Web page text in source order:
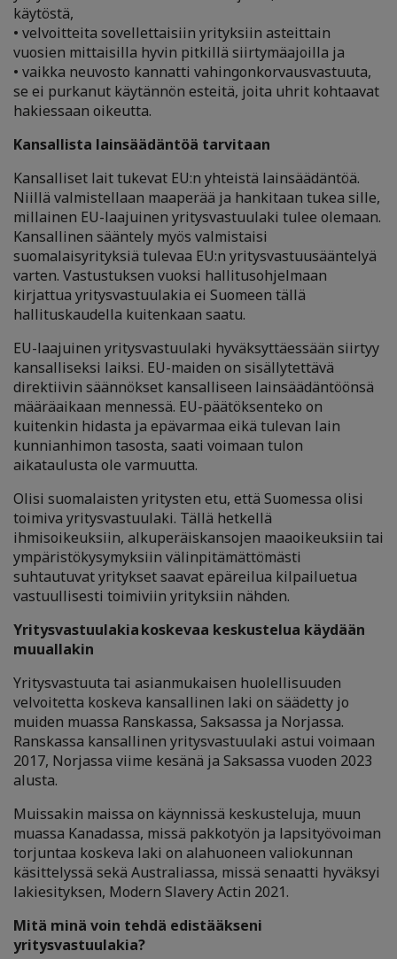
käytöstä,
• velvoitteita sovellettaisiin yrityksiin asteittain
vuosien mittaisilla hyvin pitkillä siirtymäajoilla ja
• vaikka neuvosto kannatti vahingonkorvausvastuuta,
se ei purkanut käytännön esteitä, joita uhrit kohtaavat
hakiessaan oikeutta.
Kansallista lainsäädäntöä tarvitaan
Kansalliset lait tukevat EU:n yhteistä lainsäädäntöä.
Niillä valmistellaan maaperää ja hankitaan tukea sille,
millainen EU-laajuinen yritysvastuulaki tulee olemaan.
Kansallinen sääntely myös valmistaisi
suomalaisyrityksiä tulevaa EU:n yritysvastuusääntelyä
varten. Vastustuksen vuoksi hallitusohjelmaan
kirjattua yritysvastuulakia ei Suomeen tällä
hallituskaudella kuitenkaan saatu.
EU-laajuinen yritysvastuulaki hyväksyttäessään siirtyy
kansalliseksi laiksi. EU-maiden on sisällytettävä
direktiivin säännökset kansalliseen lainsäädäntöönsä
määräaikaan mennessä. EU-päätöksenteko on
kuitenkin hidasta ja epävarmaa eikä tulevan lain
kunnianhimon tasosta, saati voimaan tulon
aikataulusta ole varmuutta.
Olisi suomalaisten yritysten etu, että Suomessa olisi
toimiva yritysvastuulaki. Tällä hetkellä
ihmisoikeuksiin, alkuperäiskansojen maaoikeuksiin tai
ympäristökysymyksiin välinpitämättömästi
suhtautuvat yritykset saavat epäreilua kilpailuetua
vastuullisesti toimiviin yrityksiin nähden.
Yritysvastuulakia koskevaa keskustelua käydään
muuallakin
Yritysvastuuta tai asianmukaisen huolellisuuden
velvoitetta koskeva kansallinen laki on säädetty jo
muiden muassa Ranskassa, Saksassa ja Norjassa.
Ranskassa kansallinen yritysvastuulaki astui voimaan
2017, Norjassa viime kesänä ja Saksassa vuoden 2023
alusta.
Muissakin maissa on käynnissä keskusteluja, muun
muassa Kanadassa, missä pakkotyön ja lapsityövoiman
torjuntaa koskeva laki on alahuoneen valiokunnan
käsittelyssä sekä Australiassa, missä senaatti hyväksyi
lakiesityksen, Modern Slavery Actin 2021.
Mitä minä voin tehdä edistääkseni
yritysvastuulakia?